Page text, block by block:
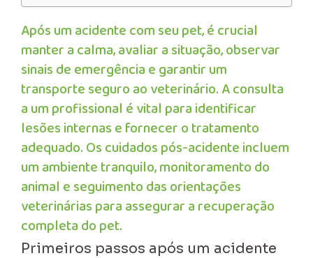
Após um acidente com seu pet, é crucial
manter a calma, avaliar a situação, observar
sinais de emergência e garantir um
transporte seguro ao veterinário. A consulta
a um profissional é vital para identificar
lesões internas e fornecer o tratamento
adequado. Os cuidados pós-acidente incluem
um ambiente tranquilo, monitoramento do
animal e seguimento das orientações
veterinárias para assegurar a recuperação
completa do pet.
Primeiros passos após um acidente